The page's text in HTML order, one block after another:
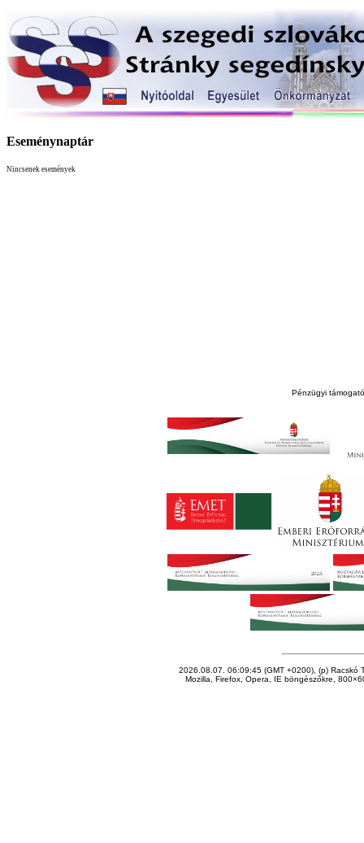
Eseménynaptár
Nincsenek események
Pénzügyi
2026.08.07. 06:09:45 (GMT +0200), (p) Racskó
Mozilla, Firefox, Opera, IE böngészőkre,